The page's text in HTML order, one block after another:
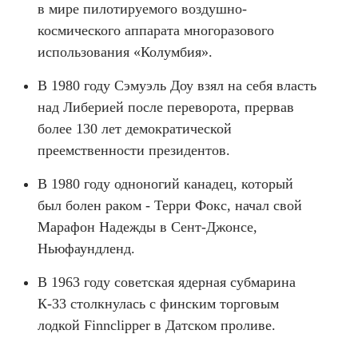
в мире пилотируемого воздушно-
космического аппарата многоразового
использования «Колумбия».
В 1980 году Сэмуэль Доу взял на себя власть
над Либерией после переворота, прервав
более 130 лет демократической
преемственности президентов.
В 1980 году одноногий канадец, который
был болен раком - Терри Фокс, начал свой
Марафон Надежды в Сент-Джонсе,
Ньюфаундленд.
В 1963 году советская ядерная субмарина
К-33 столкнулась с финским торговым
лодкой Finnclipper в Датском проливе.